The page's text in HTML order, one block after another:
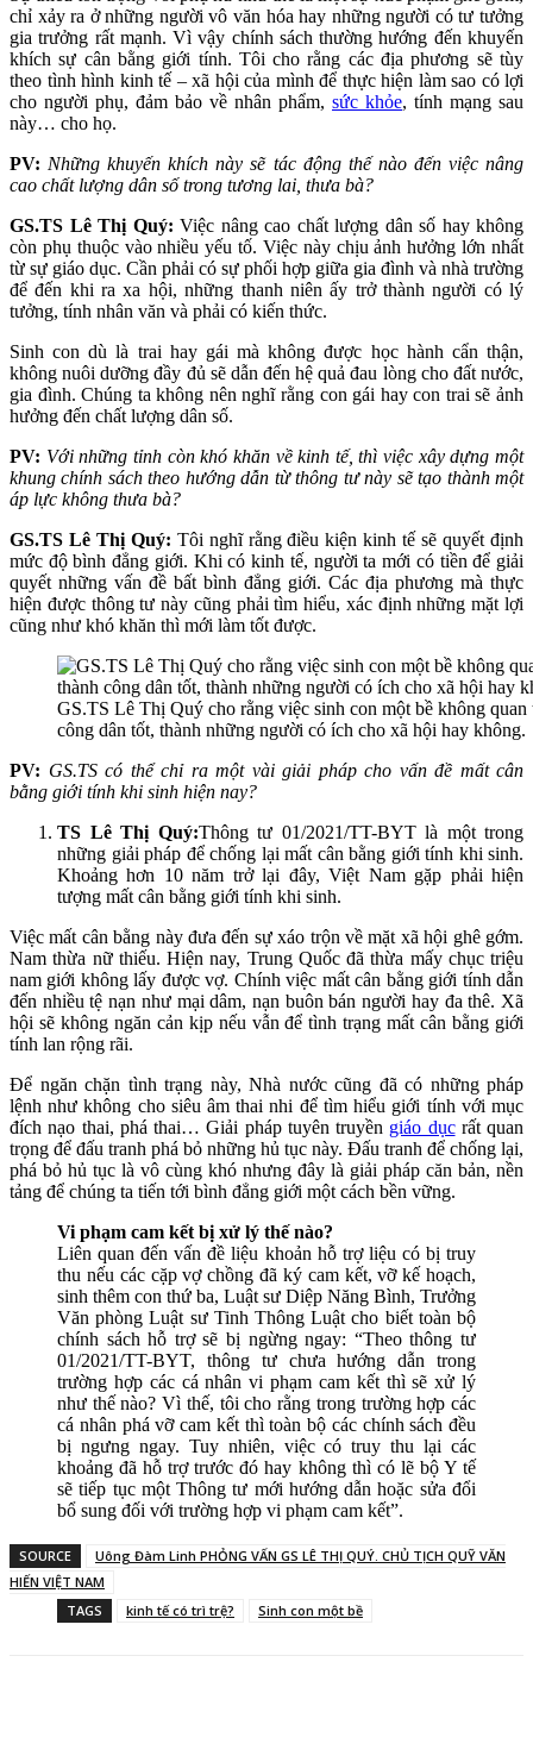
chỉ xảy ra ở những người vô văn hóa hay những người có tư tưởng
gia trưởng rất mạnh. Vì vậy chính sách thường hướng đến khuyến
khích sự cân bằng giới tính. Tôi cho rằng các địa phương sẽ tùy
theo tình hình kinh tế – xã hội của mình để thực hiện làm sao có lợi
cho người phụ, đảm bảo về nhân phẩm, sức khỏe, tính mạng sau
này… cho họ.
PV: Những khuyến khích này sẽ tác động thế nào đến việc nâng
cao chất lượng dân số trong tương lai, thưa bà?
GS.TS Lê Thị Quý: Việc nâng cao chất lượng dân số hay không
còn phụ thuộc vào nhiều yếu tố. Việc này chịu ảnh hưởng lớn nhất
từ sự giáo dục. Cần phải có sự phối hợp giữa gia đình và nhà trường
để đến khi ra xa hội, những thanh niên ấy trở thành người có lý
tưởng, tính nhân văn và phải có kiến thức.
Sinh con dù là trai hay gái mà không được học hành cẩn thận,
không nuôi dưỡng đầy đủ sẽ dẫn đến hệ quả đau lòng cho đất nước,
gia đình. Chúng ta không nên nghĩ rằng con gái hay con trai sẽ ảnh
hưởng đến chất lượng dân số.
PV: Với những tỉnh còn khó khăn về kinh tế, thì việc xây dựng một
khung chính sách theo hướng dẫn từ thông tư này sẽ tạo thành một
áp lực không thưa bà?
GS.TS Lê Thị Quý: Tôi nghĩ rằng điều kiện kinh tế sẽ quyết định
mức độ bình đẳng giới. Khi có kinh tế, người ta mới có tiền để giải
quyết những vấn đề bất bình đẳng giới. Các địa phương mà thực
hiện được thông tư này cũng phải tìm hiểu, xác định những mặt lợi
cũng như khó khăn thì mới làm tốt được.
GS.TS Lê Thị Quý cho rằng việc sinh con một bề không
công dân tốt, thành những người có ích cho xã hội hay không.
PV: GS.TS có thể chỉ ra một vài giải pháp cho vấn đề mất cân
bằng giới tính khi sinh hiện nay?
TS Lê Thị Quý:Thông tư 01/2021/TT-BYT là một trong
những giải pháp để chống lại mất cân bằng giới tính khi sinh.
Khoảng hơn 10 năm trở lại đây, Việt Nam gặp phải hiện
tượng mất cân bằng giới tính khi sinh.
Việc mất cân bằng này đưa đến sự xáo trộn về mặt xã hội ghê gớm.
Nam thừa nữ thiếu. Hiện nay, Trung Quốc đã thừa mấy chục triệu
nam giới không lấy được vợ. Chính việc mất cân bằng giới tính dẫn
đến nhiều tệ nạn như mại dâm, nạn buôn bán người hay đa thê. Xã
hội sẽ không ngăn cản kịp nếu vẫn để tình trạng mất cân bằng giới
tính lan rộng rãi.
Để ngăn chặn tình trạng này, Nhà nước cũng đã có những pháp
lệnh như không cho siêu âm thai nhi để tìm hiểu giới tính với mục
đích nạo thai, phá thai… Giải pháp tuyên truyền giáo dụcrất quan
trọng để đấu tranh phá bỏ những hủ tục này. Đấu tranh để chống lại,
phá bỏ hủ tục là vô cùng khó nhưng đây là giải pháp căn bản, nền
tảng để chúng ta tiến tới bình đẳng giới một cách bền vững.
Vi phạm cam kết bị xử lý thế nào?
Liên quan đến vấn đề liệu khoản hỗ trợ liệu có bị truy
thu nếu các cặp vợ chồng đã ký cam kết, vỡ kế hoạch,
sinh thêm con thứ ba, Luật sư Diệp Năng Bình, Trưởng
Văn phòng Luật sư Tinh Thông Luật cho biết toàn bộ
chính sách hỗ trợ sẽ bị ngừng ngay: “Theo thông tư
01/2021/TT-BYT, thông tư chưa hướng dẫn trong
trường hợp các cá nhân vi phạm cam kết thì sẽ xử lý
như thế nào? Vì thế, tôi cho rằng trong trường hợp các
cá nhân phá vỡ cam kết thì toàn bộ các chính sách đều
bị ngưng ngay. Tuy nhiên, việc có truy thu lại các
khoảng đã hỗ trợ trước đó hay không thì có lẽ bộ Y tế
sẽ tiếp tục một Thông tư mới hướng dẫn hoặc sửa đổi
bổ sung đối với trường hợp vi phạm cam kết”.
SOURCE
Uông Đàm Linh PHỎNG VẤN GS LÊ THỊ QUÝ. CHỦ TỊCH QUỸ VĂN
HIẾN VIỆT NAM
TAGS
kinh tế có trì trệ? Sinh con một bề